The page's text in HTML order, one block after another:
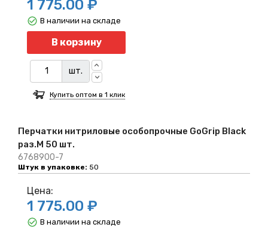
Перчатки нитриловые особопрочные GoGrip Black
раз.M 50 шт.
6768900-7
Штук в упаковке: 50
1 775.00 ₽
В корзину
шт.
В наличии на складе
Купить оптом в 1 клик
Цена:
1 775.00 ₽
В наличии на складе